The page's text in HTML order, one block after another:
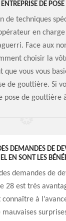
DE POSE
de techniques
en
Face aux
choisir la
que vous vous
de gouttière. Si
pose de gouttière
DEMANDES DE
EN SONT LES
demandes de
28 est très
à